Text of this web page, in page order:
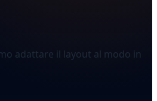
adattare il layout al modo in